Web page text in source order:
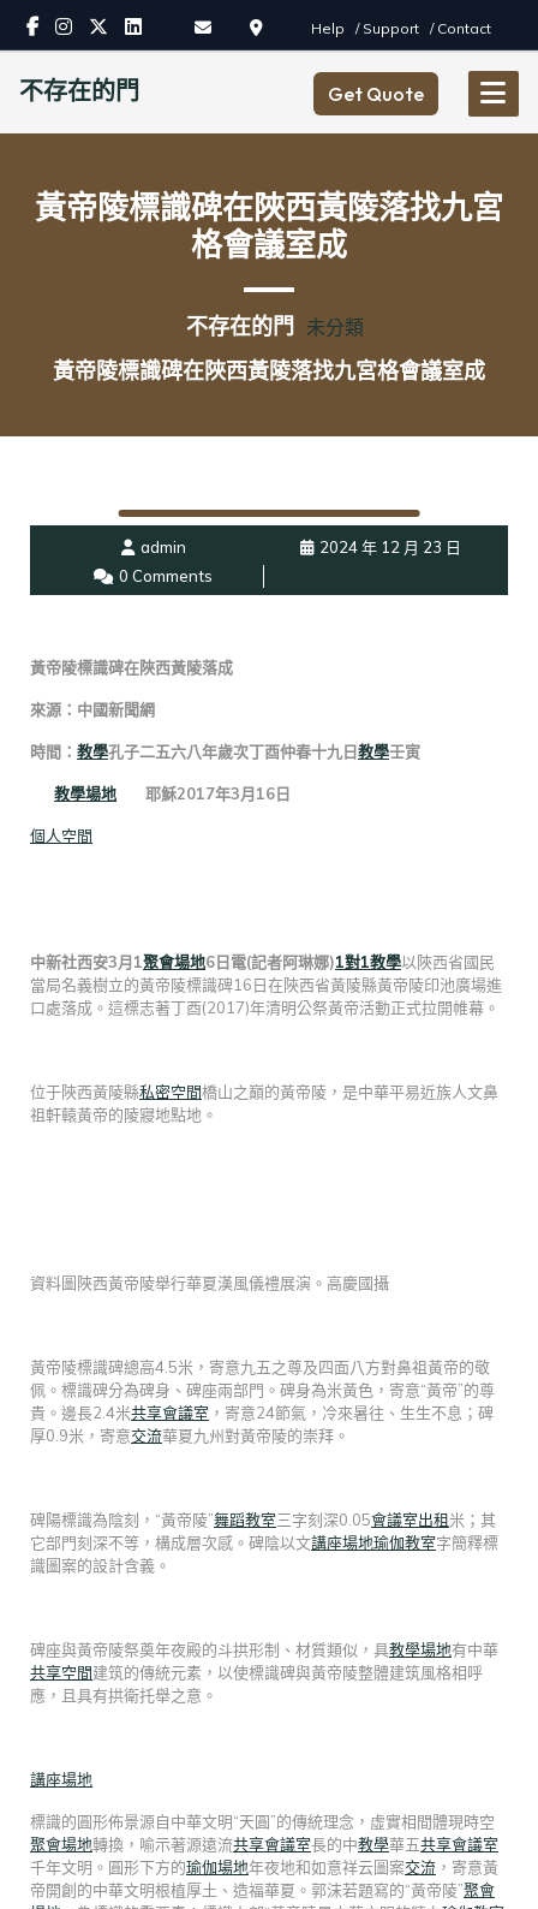
Skip
content
Help / Support / Contact
不存在的門 Get Quote
黃帝陵標識碑在陜西黃陵落找九宮
格會議室成
不存在的門 未分類
黃帝陵標識碑在陜西黃陵落找九宮格會議室成
admin
2024 年 12 月 23 日
0 Comments
黃帝陵標識碑在陜西黃陵落成
來源：中國新聞網
時間： 教學孔子二五六八年歲次丁酉仲春十九日教學壬寅
教學場地 耶穌2017年3月16日
個人空間
中新社西安3月1聚會場地6日電(記者阿琳娜)1對1教學以陜西省國民
當局名義樹立的黃帝陵標識碑16日在陜西省黃陵縣黃帝陵印池廣場進
口處落成。這標志著丁酉(2017)年清明公祭黃帝活動正式拉開帷幕。
位于陜西黃陵縣私密空間橋山之巔的黃帝陵，是中華平易近族人文鼻
祖軒轅黃帝的陵寢地點地。
資料圖陜西黃帝陵舉行華夏漢風儀禮展演。高慶國攝
黃帝陵標識碑總高4.5米，寄意九五之尊及四面八方對鼻祖黃帝的敬
佩。標識碑分為碑身、碑座兩部門。碑身為米黃色，寄意“黃帝”的尊
貴。邊長2.4米共享會議室 ，寄意24節氣，冷來暑往、生生不息；碑
厚0.9米，寄意交流華夏九州對黃帝陵的崇拜。
碑陽標識為陰刻，“黃帝陵”舞蹈教室三字刻深0.05會議室出租米；其
它部門刻深不等，構成層次感。碑陰以文講座場地瑜伽教室字簡釋標
識圖案的設計含義。
碑座與黃帝陵祭奠年夜殿的斗拱形制、材質類似，具教學場地有中華
共享空間建筑的傳統元素，以使標識碑與黃帝陵整體建筑風格相呼
應，且具有拱衛托舉之意。
講座場地
標識的圓形佈景源自中華文明“天圓”的傳統理念，虛實相間體現時空
聚會場地轉換，喻示著源遠流共享會議室長的中教學華五共享會議室
千年文明。圓形下方的瑜伽場地年夜地和如意祥云圖案交流 ，寄意黃
帝開創的中華文明根植厚土、造福華夏。郭沫若題寫的“黃帝陵”聚會